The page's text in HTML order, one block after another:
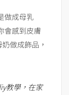
做成母乳
會感到皮膚
做成飾品，
教學，在家